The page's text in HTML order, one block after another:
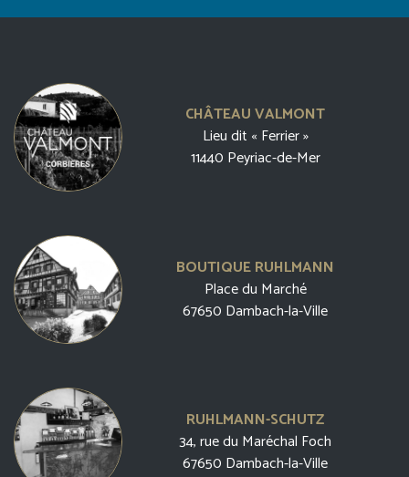
CHÂTEAU VALMONT
Lieu dit « Ferrier »
11440 Peyriac-de-Mer
BOUTIQUE RUHLMANN
Place du Marché
67650 Dambach-la-Ville
RUHLMANN-SCHUTZ
34, rue du Maréchal Foch
67650 Dambach-la-Ville